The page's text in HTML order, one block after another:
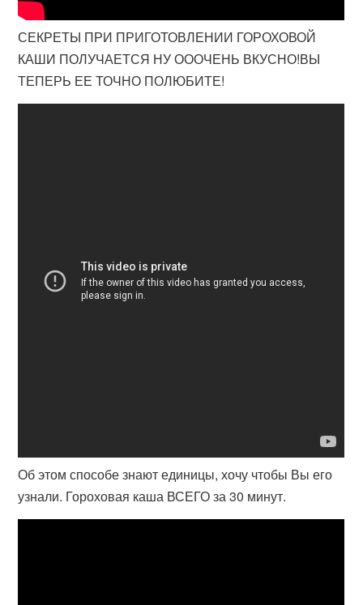
СЕКРЕТЫ ПРИ ПРИГОТОВЛЕНИИ ГОРОХОВОЙ
КАШИ ПОЛУЧАЕТСЯ НУ ОООЧЕНЬ ВКУСНО!ВЫ
ТЕПЕРЬ ЕЕ ТОЧНО ПОЛЮБИТЕ!
Об этом способе знают единицы, хочу чтобы Вы его
узнали. Гороховая каша ВСЕГО за 30 минут.